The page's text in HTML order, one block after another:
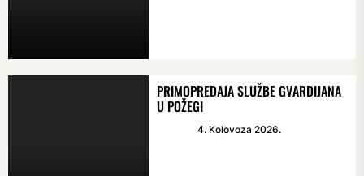
PRIMOPREDAJA SLUŽBE GVARDIJANA
U POŽEGI
4. Kolovoza 2026.